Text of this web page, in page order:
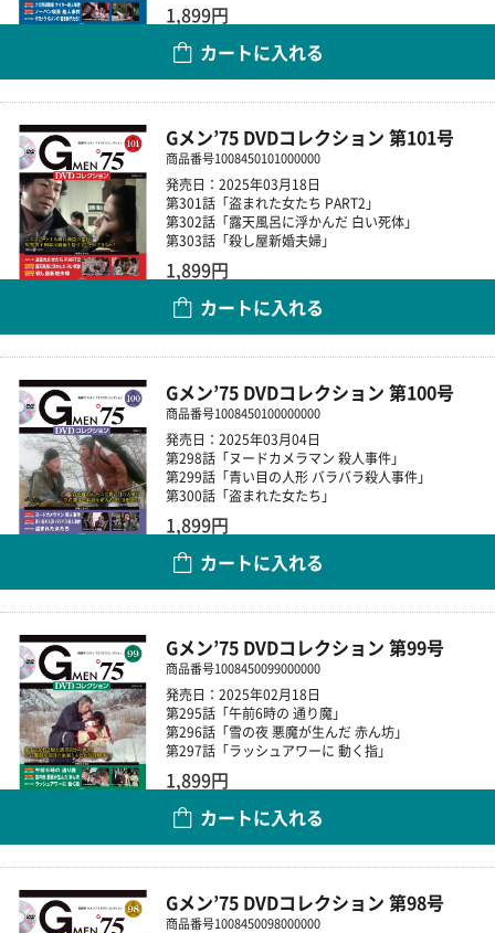
1,899円
カートに入れる
Gメン’75 DVDコレクション 第101号
商品番号1008450101000000
発売日：2025年03月18日
第301話「盗まれた女たち PART2」
第302話「露天風呂に浮かんだ 白い死体」
第303話「殺し屋新婚夫婦」
1,899円
カートに入れる
Gメン’75 DVDコレクション 第100号
商品番号1008450100000000
発売日：2025年03月04日
第298話「ヌードカメラマン 殺人事件」
第299話「青い目の人形 バラバラ殺人事件」
第300話「盗まれた女たち」
1,899円
カートに入れる
Gメン’75 DVDコレクション 第99号
商品番号1008450099000000
発売日：2025年02月18日
第295話「午前6時の 通り魔」
第296話「雪の夜 悪魔が生んだ 赤ん坊」
第297話「ラッシュアワーに 動く指」
1,899円
カートに入れる
Gメン’75 DVDコレクション 第98号
商品番号1008450098000000